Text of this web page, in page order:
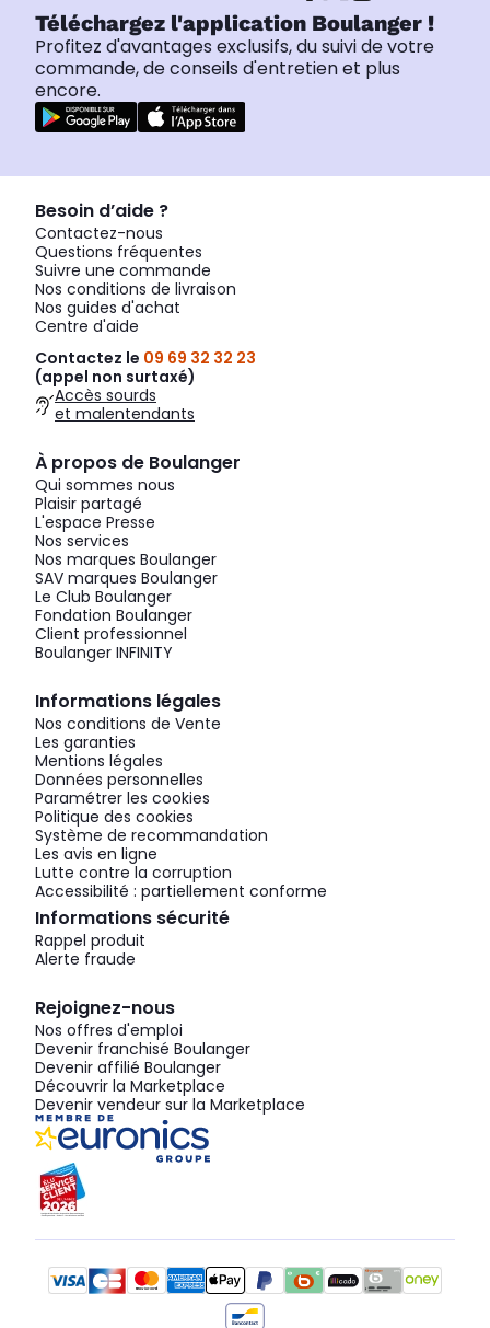
Téléchargez l'application Boulanger !
Profitez d'avantages exclusifs, du suivi de votre
commande, de conseils d'entretien et plus
encore.
Besoin d’aide ?
Contactez-nous
Questions fréquentes
Suivre une commande
Nos conditions de livraison
Nos guides d'achat
Centre d'aide
Contactez le 09 69 32 32 23
(appel non surtaxé)
Accès sourds
et malentendants
À propos de Boulanger
Qui sommes nous
Plaisir partagé
L'espace Presse
Nos services
Nos marques Boulanger
SAV marques Boulanger
Le Club Boulanger
Fondation Boulanger
Client professionnel
Boulanger INFINITY
Informations légales
Nos conditions de Vente
Les garanties
Mentions légales
Données personnelles
Paramétrer les cookies
Politique des cookies
Système de recommandation
Les avis en ligne
Lutte contre la corruption
Accessibilité : partiellement conforme
Informations sécurité
Rappel produit
Alerte fraude
Rejoignez-nous
Nos offres d'emploi
Devenir franchisé Boulanger
Devenir affilié Boulanger
Découvrir la Marketplace
Devenir vendeur sur la Marketplace